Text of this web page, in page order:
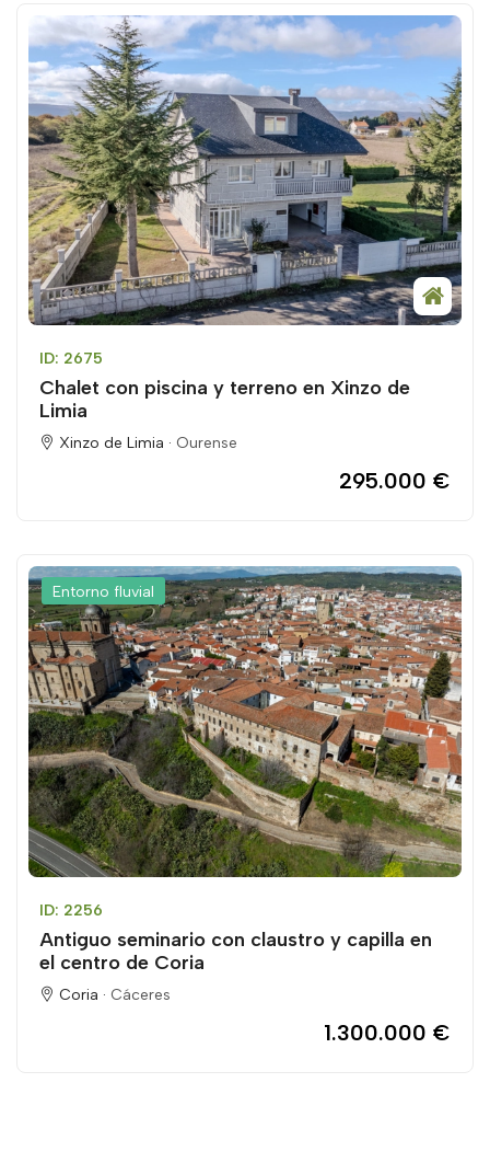
ID: 2675
Chalet con piscina y terreno en Xinzo de
Limia
Xinzo de Limia · Ourense
295.000 €
Entorno fluvial
ID: 2256
Antiguo seminario con claustro y capilla en
el centro de Coria
Coria · Cáceres
1.300.000 €